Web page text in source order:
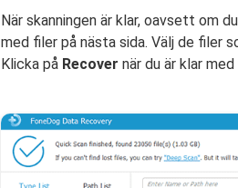
När skanningen är klar, oavsett om
med filer på nästa sida. Välj de filer
Klicka på Recover när du är klar med